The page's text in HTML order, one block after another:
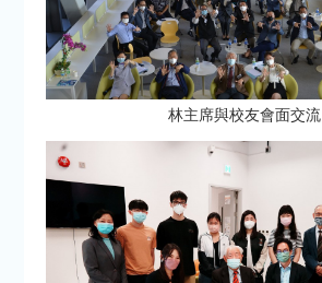
林主席與校友會面交流